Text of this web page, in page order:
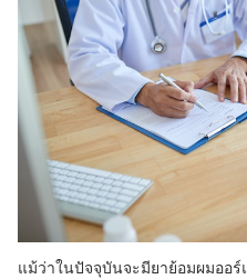
แม้ว่าในปัจจุบันจะมียาย้อมผมออ